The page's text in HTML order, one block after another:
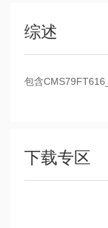
综述
包含
下载专区